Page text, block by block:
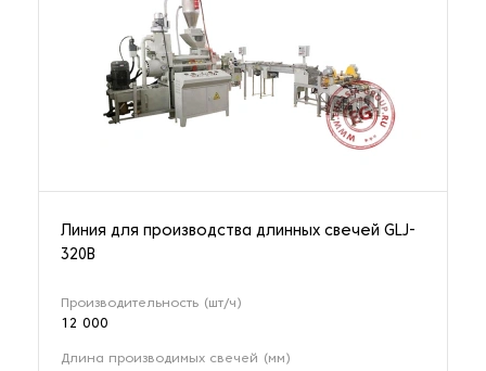
Линия для производства длинных свечей GLJ-
320B
Производительность (шт/ч)
12 000
Длина производимых свечей (мм)